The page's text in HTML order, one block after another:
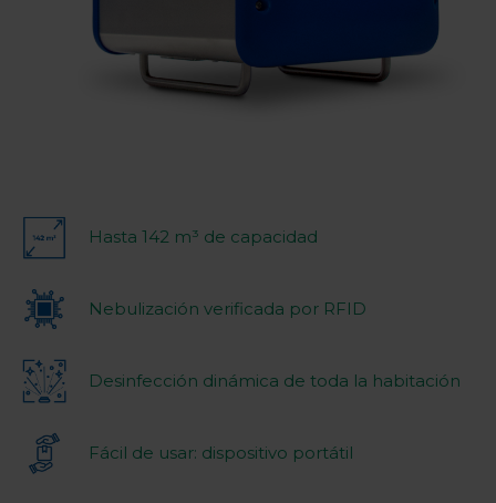
Hasta 142 m³ de capacidad
Nebulización verificada por RFID
Desinfección dinámica de toda la habitación
Fácil de usar: dispositivo portátil